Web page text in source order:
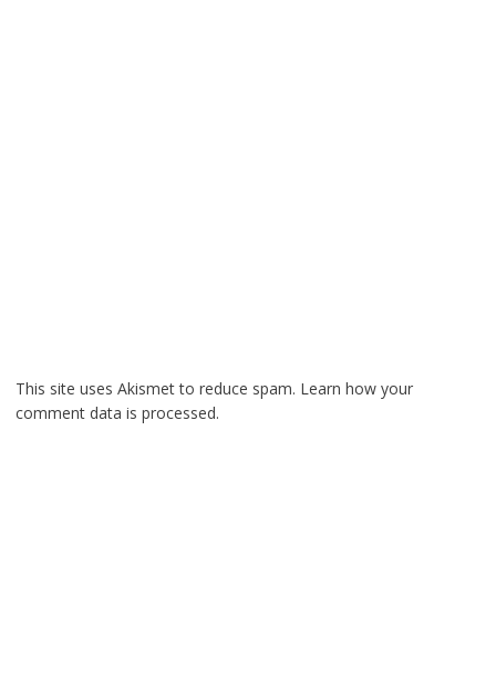
This site uses Akismet to reduce spam. Learn how your
comment data is processed.